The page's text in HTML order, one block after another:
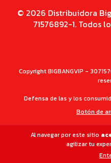
Al navegar por este sitio
agilizar tu
© 2026 Distribuidora Big
71576892-1. Todos
Copyright BIGBANGVIP -
Defensa de las y los
Botón de